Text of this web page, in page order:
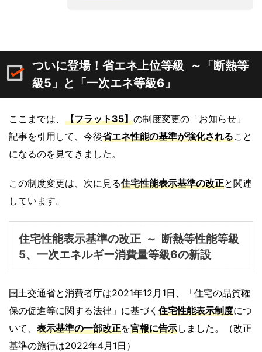
ついに登場！省エネ上位等級 ～「断熱等
級5」と「一次エネ等級6」
ここまでは、 【フラット35】の制度変更の「お知らせ」
記事を引用して、今後省エネ性能の基準が強化されること
になるのを見てきました。
この制度変更は、次に見る住宅性能表示基準の改正と関連
しています。
住宅性能表示基準の改正 ～
断熱等性能等級
5、一次エネルギー消費量等級6の新設
国土交通省と消費者庁は2021年12月1日、「住宅の品質確
保の促進等に関する法律」に基づく 住宅性能表示制度につ
いて、 表示基準の一部改正を官報に告示しました。（改正
基準の施行は2022年4月1日）